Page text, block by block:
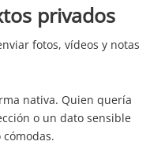
privados
fotos, vídeos y notas
nativa. Quien quería
o un dato sensible